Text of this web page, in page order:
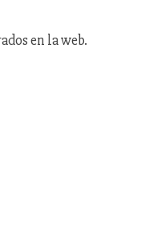
en la web.